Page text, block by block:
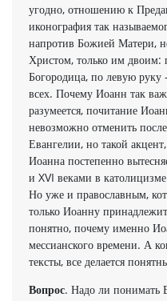
угодно, отношению к
иконография так
напротив Божией Матери,
Христом, только им
Богородица, по левую
всех. Почему Иоанн так
разумеется, почитание
невозможно отменить
Евангелии, но такой
Иоанна постепенно
и XVI веками в
Но уже и православным,
только Иоанну
понятно, почему именно
мессианского времени. А
тексты, все делается
Вопрос. Надо ли понимать